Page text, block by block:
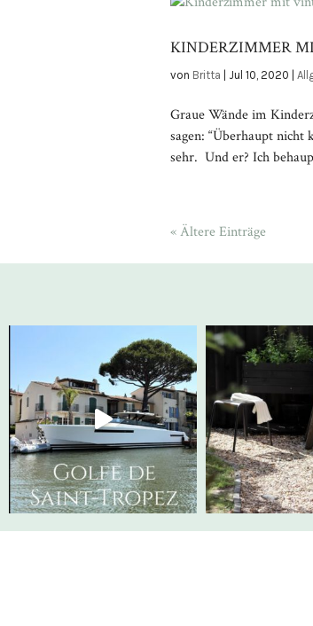
KINDERZIMMER
von Britta | Jul 10, 2020 |
Graue Wände im
sagen: “Überhaupt nicht
sehr. Und er? Ich
« Ältere Einträge